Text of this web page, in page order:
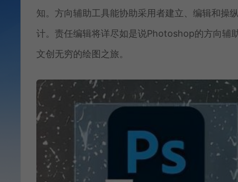
知。方向辅助工具能协助采用者建立、编辑和操
计。责任编辑将详尽如是说Photoshop的方向辅
文创无穷的绘图之旅。